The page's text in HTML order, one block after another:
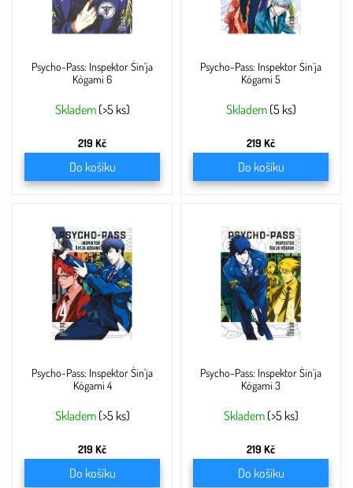
Psycho-Pass: Inspektor Šin'ja
Kógami 6
Skladem (>5 ks)
219 Kč
Do košíku
Psycho-Pass: Inspektor Šin'ja
Kógami 5
Skladem (5 ks)
219 Kč
Do košíku
Psycho-Pass: Inspektor Šin'ja
Kógami 4
Skladem (>5 ks)
219 Kč
Do košíku
Psycho-Pass: Inspektor Šin'ja
Kógami 3
Skladem (>5 ks)
219 Kč
Do košíku